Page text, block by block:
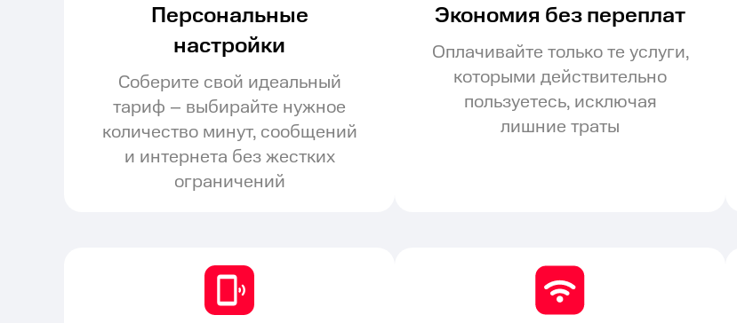
Персональные
настройки
Соберите свой идеальный
тариф – выбирайте нужное
количество минут, сообщений
и интернета без жестких
ограничений
Экономия без переплат
Оплачивайте только те услуги,
которыми действительно
пользуетесь, исключая
лишние траты